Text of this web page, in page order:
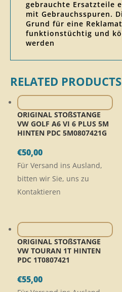
gebrauchte Ersatzteile
mit Gebrauchsspuren.
Grund für eine
funktionstüchtig und
werden
RELATED PRODUCTS
ORIGINAL STOßSTANGE
VW GOLF A6 VI 6 PLUS 5M
HINTEN PDC 5M0807421G
€50,00
Für Versand ins Ausland,
bitten wir Sie, uns zu
Kontaktieren
ORIGINAL STOßSTANGE
VW TOURAN 1T HINTEN
PDC 1T0807421
€55,00